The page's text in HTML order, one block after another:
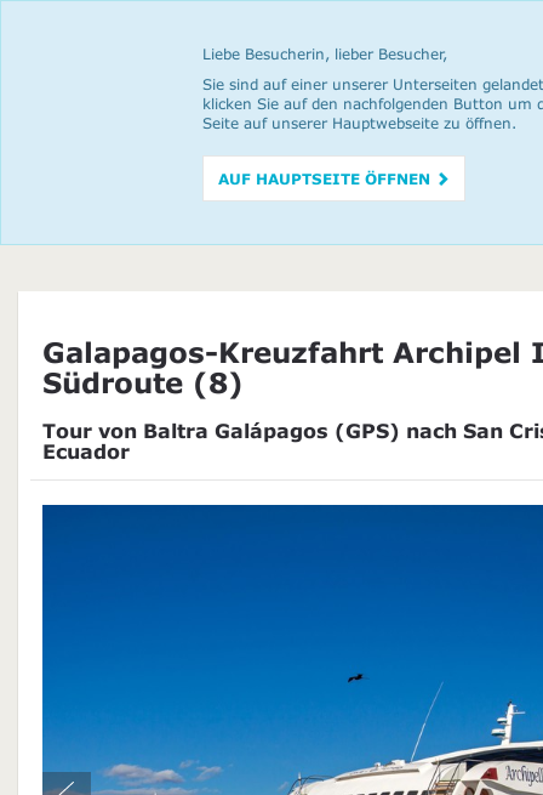
Liebe Besucherin, lieber Besucher,
Sie sind auf einer unserer Unterseiten
klicken Sie auf den nachfolgenden Button um
Seite auf unserer Hauptwebseite zu öffnen.
AUF HAUPTSEITE ÖFFNEN
Galapagos-Kreuzfahrt Archipel
Südroute (8)
Tour von Baltra Galápagos (GPS) nach San
Ecuador